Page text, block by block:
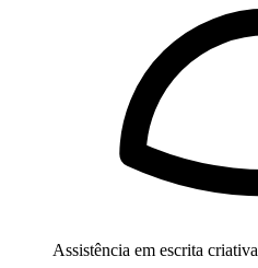
Assistência em escrita criativa